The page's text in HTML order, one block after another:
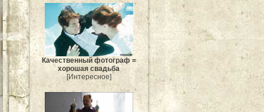
Качественный фотограф =
хорошая свадьба
[Интересное]